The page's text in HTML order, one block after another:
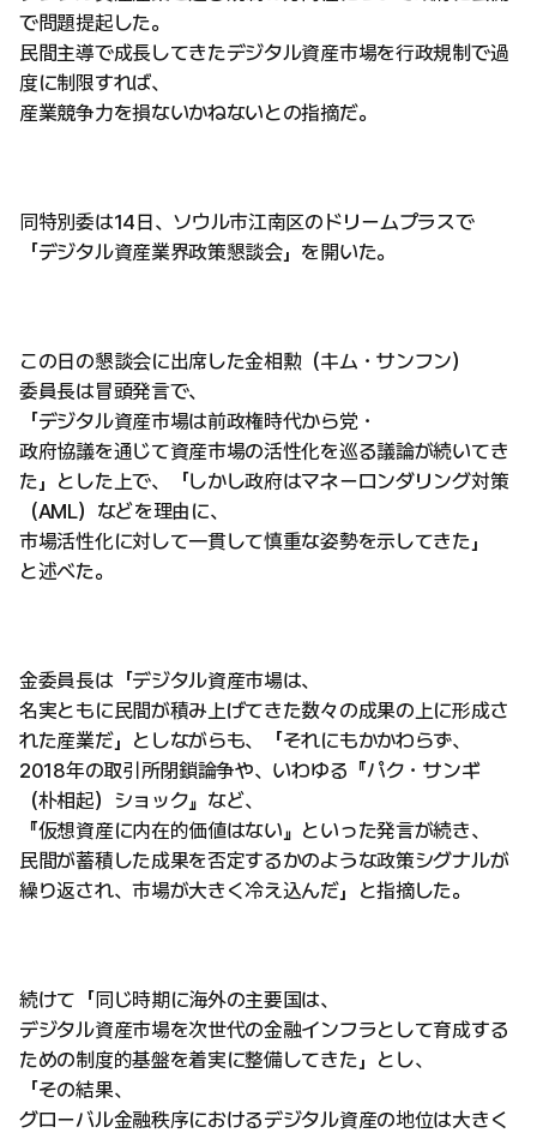
で問題提起した。
民間主導で成長してきたデジタル資産市場を行政規制で過
度に制限すれば、
産業競争力を損ないかねないとの指摘だ。
同特別委は14日、ソウル市江南区のドリームプラスで
「デジタル資産業界政策懇談会」を開いた。
この日の懇談会に出席した金相勲（キム・サンフン）
委員長は冒頭発言で、
「デジタル資産市場は前政権時代から党・
政府協議を通じて資産市場の活性化を巡る議論が続いてき
た」とした上で、「しかし政府はマネーロンダリング対策
（AML）などを理由に、
市場活性化に対して一貫して慎重な姿勢を示してきた」
と述べた。
金委員長は「デジタル資産市場は、
名実ともに民間が積み上げてきた数々の成果の上に形成さ
れた産業だ」としながらも、「それにもかかわらず、
2018年の取引所閉鎖論争や、いわゆる『パク・サンギ
（朴相起）ショック』など、
『仮想資産に内在的価値はない』といった発言が続き、
民間が蓄積した成果を否定するかのような政策シグナルが
繰り返され、市場が大きく冷え込んだ」と指摘した。
続けて「同じ時期に海外の主要国は、
デジタル資産市場を次世代の金融インフラとして育成する
ための制度的基盤を着実に整備してきた」とし、
「その結果、
グローバル金融秩序におけるデジタル資産の地位は大きく